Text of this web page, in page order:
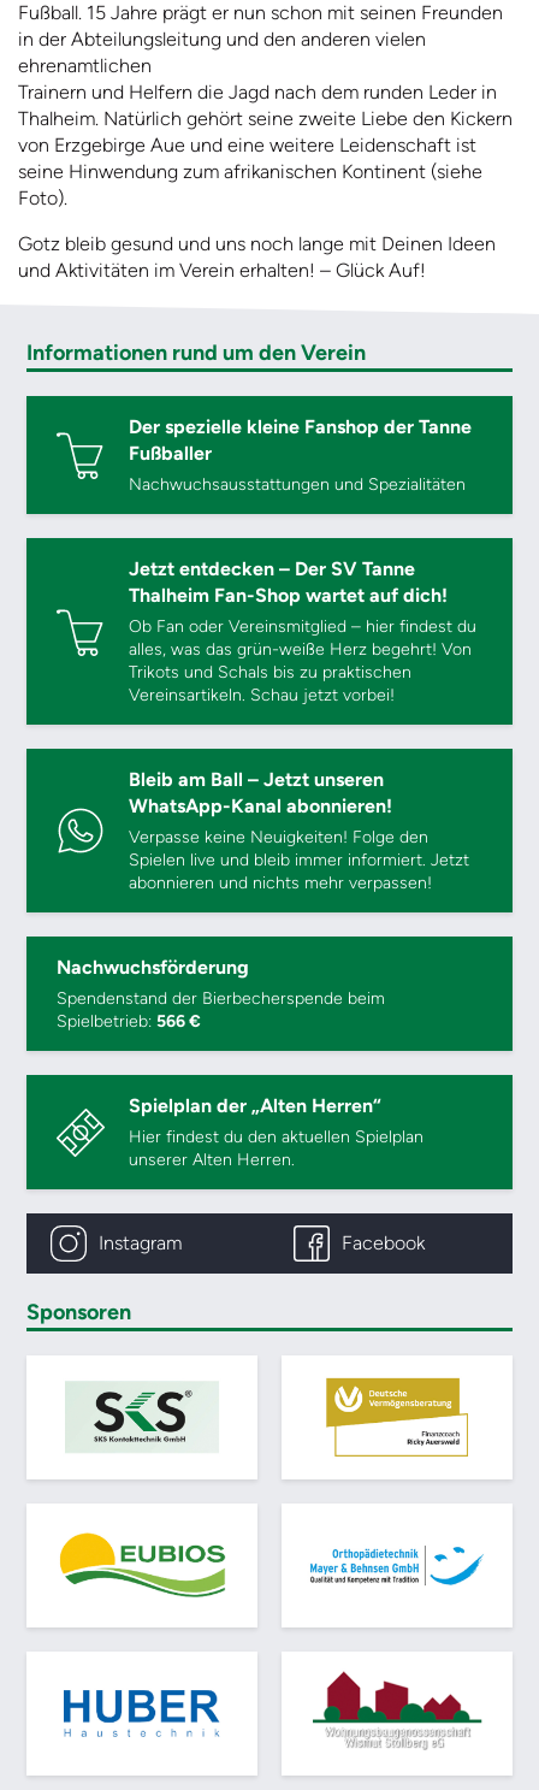
Fußball. 15 Jahre prägt er nun schon mit seinen Freunden
in der Abteilungsleitung und den anderen vielen
ehrenamtlichen
Trainern und Helfern die Jagd nach dem runden Leder in
Thalheim. Natürlich gehört seine zweite Liebe den Kickern
von Erzgebirge Aue und eine weitere Leidenschaft ist
seine Hinwendung zum afrikanischen Kontinent (siehe
Foto).
Gotz bleib gesund und uns noch lange mit Deinen Ideen
und Aktivitäten im Verein erhalten! – Glück Auf!
Informationen rund um den Verein
Der spezielle kleine Fanshop der Tanne
Fußballer
Nachwuchsausstattungen und Spezialitäten
Jetzt entdecken – Der SV Tanne
Thalheim Fan-Shop wartet auf dich!
Ob Fan oder Vereinsmitglied – hier findest du
alles, was das grün-weiße Herz begehrt! Von
Trikots und Schals bis zu praktischen
Vereinsartikeln. Schau jetzt vorbei!
Bleib am Ball – Jetzt unseren
WhatsApp-Kanal abonnieren!
Verpasse keine Neuigkeiten! Folge den
Spielen live und bleib immer informiert. Jetzt
abonnieren und nichts mehr verpassen!
Nachwuchsförderung
Spendenstand der Bierbecherspende beim
Spielbetrieb:566 €
Spielplan der „Alten Herren“
Hier findest du den aktuellen Spielplan
unserer Alten Herren.
Instagram Facebook
Sponsoren